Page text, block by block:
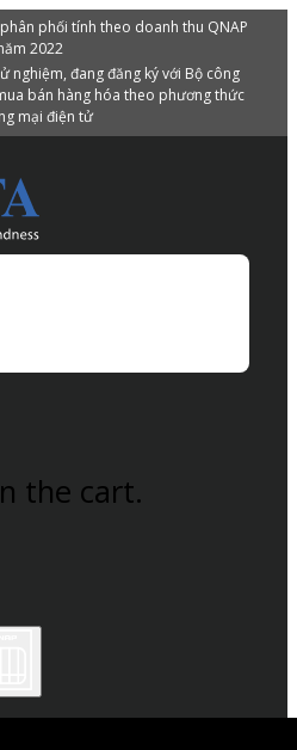
phối tính theo doanh thu QNAP
2022
nghiệm, đang đăng ký với Bộ công
bán hàng hóa theo phương thức
mại điện tử
the cart.